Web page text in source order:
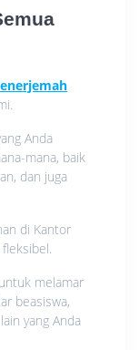
Anda
mana, baik
dan juga
di Kantor
melamar
beasiswa,
yang Anda